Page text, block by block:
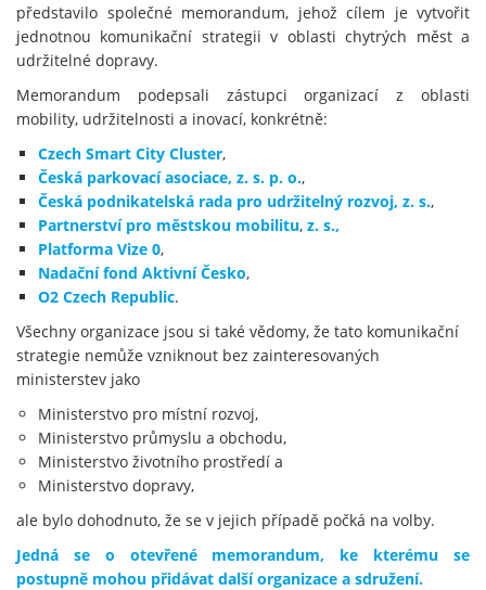
představilo společné memorandum, jehož cílem je vytvořit
jednotnou komunikační strategii v oblasti chytrých měst a
udržitelné dopravy.
Memorandum podepsali zástupci organizací z oblasti
mobility, udržitelnosti a inovací, konkrétně:
Czech Smart City Cluster,
Česká parkovací asociace, z. s. p. o.,
Česká podnikatelská rada pro udržitelný rozvoj, z. s.,
Partnerství pro městskou mobilitu, z. s.,
Platforma Vize 0,
Nadační fond Aktivní Česko,
O2 Czech Republic.
Všechny organizace jsou si také vědomy, že tato komunikační
strategie nemůže vzniknout bez zainteresovaných
ministerstev jako
Ministerstvo pro místní rozvoj,
Ministerstvo průmyslu a obchodu,
Ministerstvo životního prostředí a
Ministerstvo dopravy,
ale bylo dohodnuto, že se v jejich případě počká na volby.
Jedná se o otevřené memorandum, ke kterému se
postupně mohou přidávat další organizace a sdružení.